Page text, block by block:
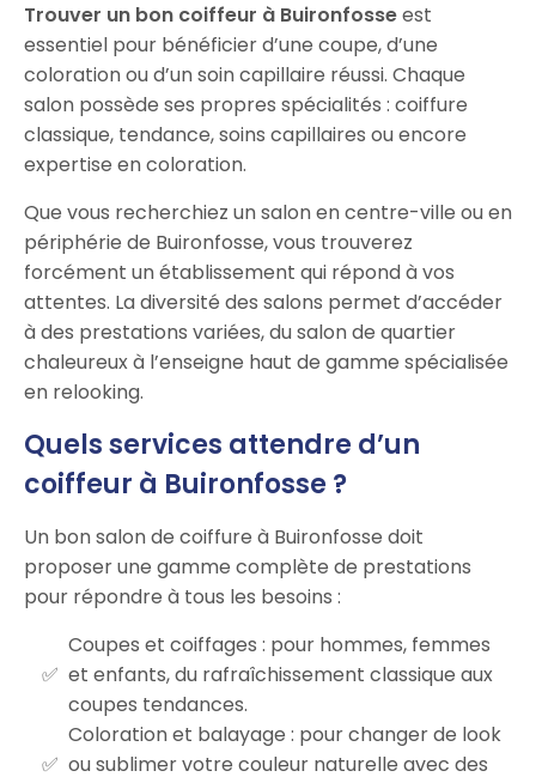
Trouver un bon coiffeur à Buironfosseest
essentiel pour bénéficier d’une coupe, d’une
coloration ou d’un soin capillaire réussi. Chaque
salon possède ses propres spécialités : coiffure
classique, tendance, soins capillaires ou encore
expertise en coloration.
Que vous recherchiez un salon en centre-ville ou en
périphérie de Buironfosse, vous trouverez
forcément un établissement qui répond à vos
attentes. La diversité des salons permet d’accéder
à des prestations variées, du salon de quartier
chaleureux à l’enseigne haut de gamme spécialisée
en relooking.
Quels services attendre d’un
coiffeur à Buironfosse ?
Un bon salon de coiffure à Buironfosse doit
proposer une gamme complète de prestations
pour répondre à tous les besoins :
Coupes et coiffages : pour hommes, femmes
et enfants, du rafraîchissement classique aux
coupes tendances.
Coloration et balayage : pour changer de look
ou sublimer votre couleur naturelle avec des